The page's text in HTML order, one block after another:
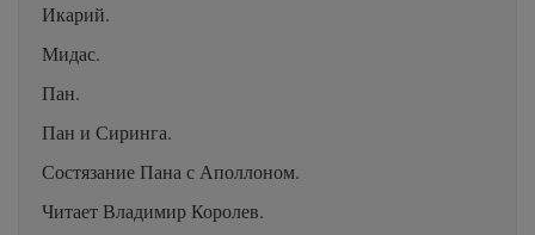
Икарий.
Мидас.
Пан.
Пан и Сиринга.
Состязание Пана с Аполлоном.
Читает Владимир Королев.